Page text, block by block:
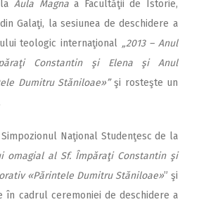
laAula Magnaa Facultăţii de Istorie,
Galaţi, la sesiunea de deschidere a
teologic internaţional „2013 – Anul
Constantin şi Elena şi Anul
Dumitru Stăniloae»”şi rosteşte un
Naţional Studenţesc de la
omagial al Sf. Împăraţi Constantin şi
«Părintele Dumitru Stăniloae»” şi
în cadrul ceremoniei de deschidere a